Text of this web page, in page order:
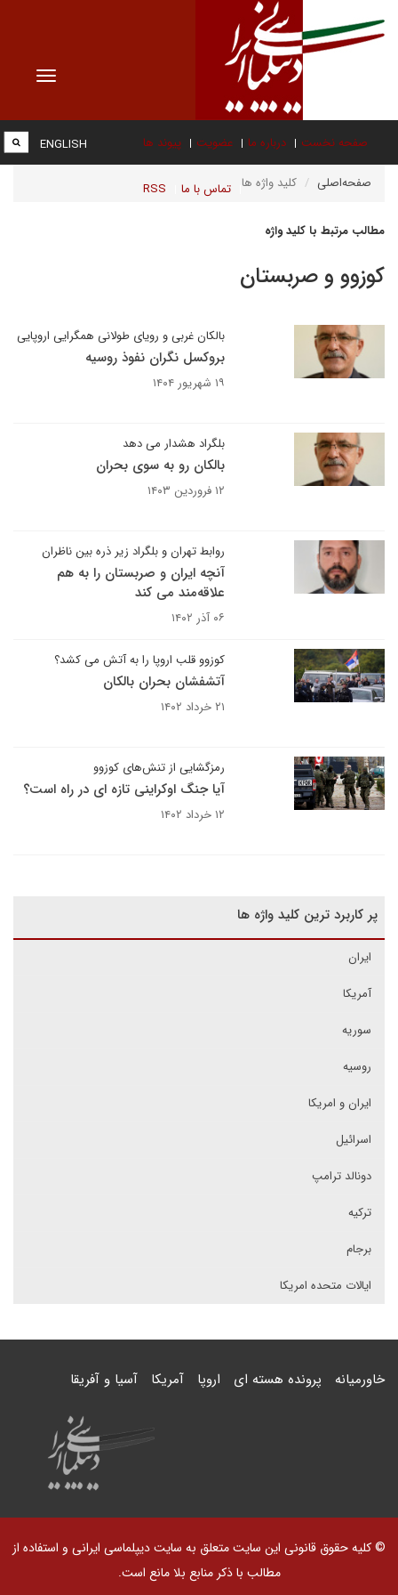
Toggle
صفحه نخست درباره ما عضویت پیوند ها
تماس با ما RSS
ENGLISH
صفحه‌اصلی کلید واژه ها
مطالب مرتبط با کلید واژه
کوزوو و صربستان
بالکان غربی و رویای طولانی همگرایی اروپایی
بروکسل نگران نفوذ روسیه
۱۹ شهریور ۱۴۰۴
بلگراد هشدار می دهد
بالکان رو به سوی بحران
۱۲ فروردین ۱۴۰۳
روابط تهران و بلگراد زیر ذره بین ناظران
آنچه ایران و صربستان را به هم
علاقه‌مند می کند
۰۶ آذر ۱۴۰۲
کوزوو قلب اروپا را به آتش می کشد؟
آتشفشان بحران بالکان
۲۱ خرداد ۱۴۰۲
رمزگشایی از تنش‌های کوزوو
آیا جنگ اوکراینی تازه ای در راه است؟
۱۲ خرداد ۱۴۰۲
پر کاربرد ترین کلید واژه ها
ایران
آمریکا
سوریه
روسیه
ایران و امریکا
اسرائیل
دونالد ترامپ
ترکیه
برجام
ایالات متحده امریکا
خاورمیانه پرونده هسته ای اروپا آمریکا آسیا و آفریقا
© کلیه حقوق قانونی این سایت متعلق به سایت دیپلماسی ایرانی و استفاده از
مطالب با ذکر منابع بلا مانع است.